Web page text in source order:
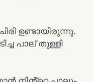
ഉണ്ടായിരുന്നു.
പാല് തുള്ളി